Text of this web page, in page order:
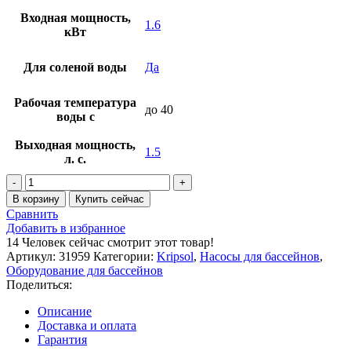
Входная мощность,
кВт
1.6
Для соленой воды Да
Рабочая температура
воды с
до 40
Выходная мощность,
л. с.
1.5
Количество
товара
Насос
Kripsol
KSE
150
T1
IE3
(380V,
пф,
21,9m3/h*10m,
1,6kW,
1,5HP)
В корзину Купить сейчас
Сравнить
Добавить в избранное
14 Человек сейчас смотрит этот товар!
Артикул: 31959 Категории: Kripsol, Насосы для бассейнов,
Оборудование для бассейнов
Поделиться:
Описание
Доставка и оплата
Гарантия